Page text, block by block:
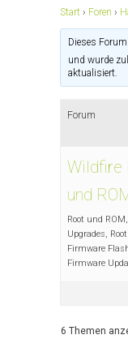
Start › Foren ›
Dieses
und wurde
aktualisiert.
Forum
Wildfire
und
Root und
Upgrades,
Firmware
Firmware
6 Themen